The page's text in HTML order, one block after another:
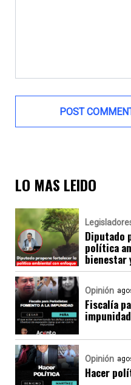
LO MAS LEIDO
Diputado
política
bienestar
Opinión
Fiscalía
impunidad
Opinión
Hacer